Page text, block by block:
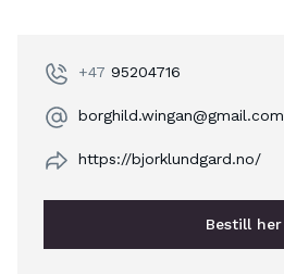
+47 95204716
borghild.wingan@gmail.com
https://bjorklundgard.no/
Bestill her